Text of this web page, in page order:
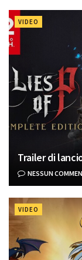
VIDEO
Trailer di
NESSUN
VIDEO